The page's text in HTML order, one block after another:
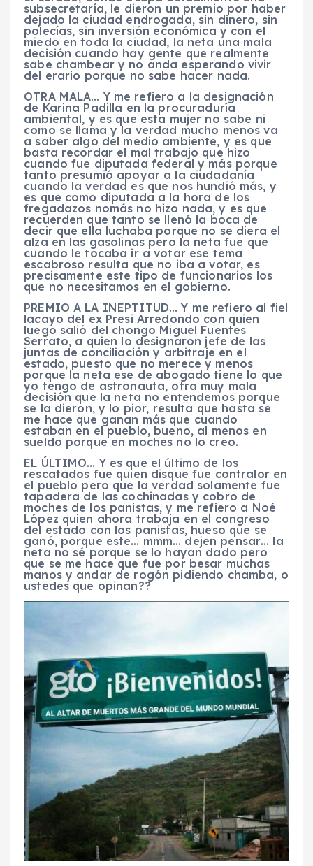
subsecretaría, le dieron un premio por haber
dejado la ciudad endrogada, sin dinero, sin
polecías, sin inversión económica y con el
miedo en toda la ciudad, la neta una mala
decisión cuando hay gente que realmente
sabe chambear y no anda esperando vivir
del erario porque no sabe hacer nada.
OTRA MALA… Y me refiero a la designación
de Karina Padilla en la procuraduría
ambiental, y es que esta mujer no sabe ni
como se llama y la verdad mucho menos va
a saber algo del medio ambiente, y es que
basta recordar el mal trabajo que hizo
cuando fue diputada federal y más porque
tanto presumió apoyar a la ciudadanía
cuando la verdad es que nos hundió más, y
es que como diputada a la hora de los
fregadazos nomás no hizo nada, y es que
recuerden que tanto se llenó la boca de
decir que ella luchaba porque no se diera el
alza en las gasolinas pero la neta fue que
cuando le tocaba ir a votar ese tema
escabroso resulta que no iba a votar, es
precisamente este tipo de funcionarios los
que no necesitamos en el gobierno.
PREMIO A LA INEPTITUD… Y me refiero al fiel
lacayo del ex Presi Arredondo con quien
luego salió del chongo Miguel Fuentes
Serrato, a quien lo designaron jefe de las
juntas de conciliación y arbitraje en el
estado, puesto que no merece y menos
porque la neta ese de abogado tiene lo que
yo tengo de astronauta, otra muy mala
decisión que la neta no entendemos porque
se la dieron, y lo pior, resulta que hasta se
me hace que ganan más que cuando
estaban en el pueblo, bueno, al menos en
sueldo porque en moches no lo creo.
EL ÚLTIMO… Y es que el último de los
rescatados fue quien disque fue contralor en
el pueblo pero que la verdad solamente fue
tapadera de las cochinadas y cobro de
moches de los panistas, y me refiero a Noé
López quien ahora trabaja en el congreso
del estado con los panistas, hueso que se
ganó, porque este… mmm… dejen pensar… la
neta no sé porque se lo hayan dado pero
que se me hace que fue por besar muchas
manos y andar de rogón pidiendo chamba, o
ustedes que opinan??